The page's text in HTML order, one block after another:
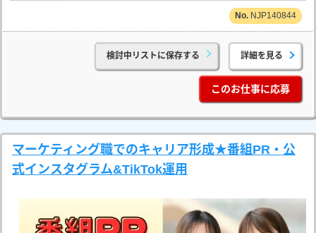
NJP140844
検討中リストに保存する 詳細を見る
このお仕事に応募
マーケティング職でのキャリア形成★番組PR・公
式インスタグラム&TikTok運用